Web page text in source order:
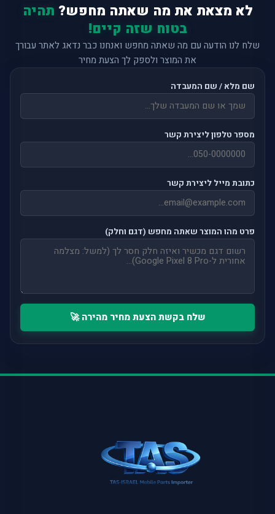
לא מצאת את מה שאתה מחפש? תהיה
בטוח שזה קיים!
שלח לנו הודעה עם מה שאתה מחפש ואנחנו כבר נדאג לאתר עבורך
את המוצר ולספק לך הצעת מחיר
שם מלא / שם המעבדה
מספר טלפון ליצירת קשר
כתובת מייל ליצירת קשר
פרט מהו המוצר שאתה מחפש (דגם וחלק)
שלח בקשת הצעת מחיר מהירה 🚀